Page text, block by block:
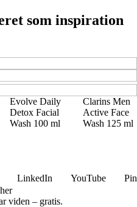
som inspiration
Evolve Daily
Detox Facial
Wash 100 ml
Clarins Men
Active Face
Wash 125 ml
LinkedIn YouTube
viden – gratis.